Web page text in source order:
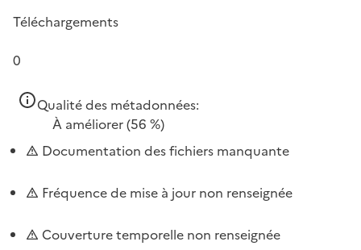
Téléchargements
0
Qualité des métadonnées:
À améliorer(56 %)
Documentation des fichiers manquante
Fréquence de mise à jour non renseignée
Couverture temporelle non renseignée